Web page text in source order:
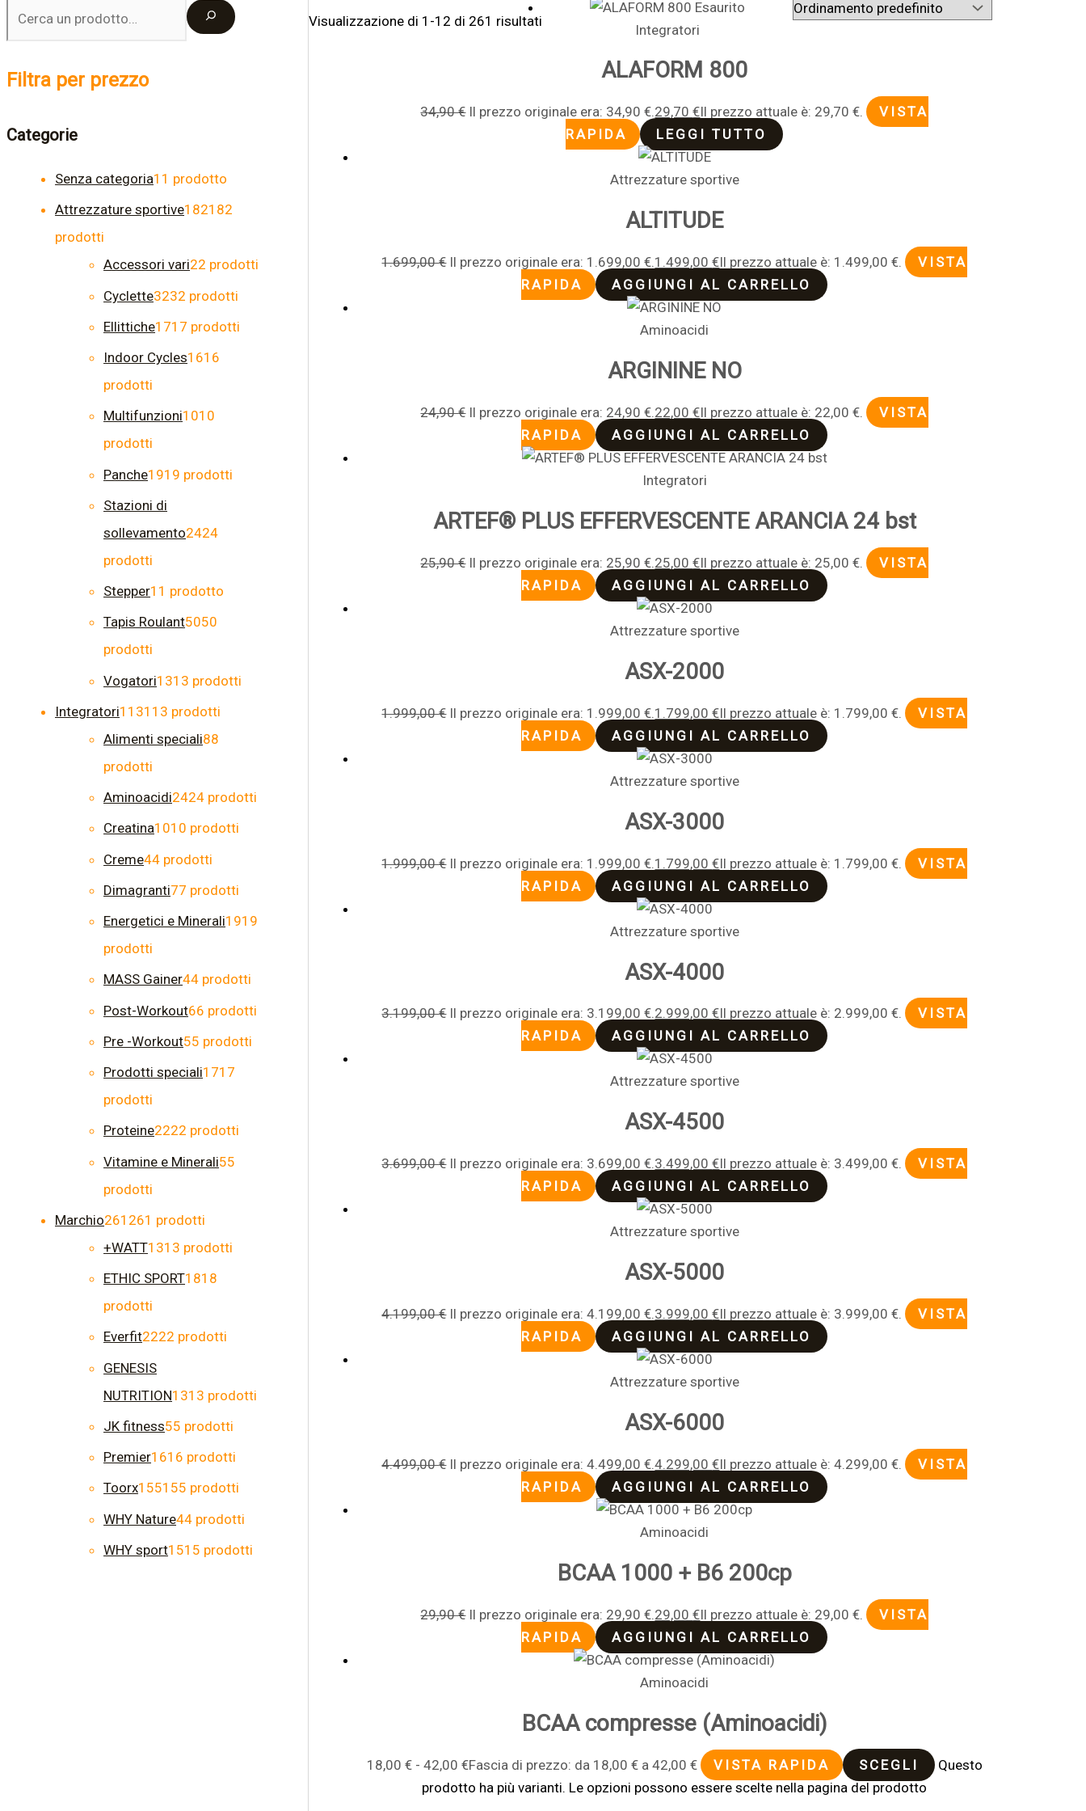
Filtra per prezzo
Categorie
Senza categoria1 1 prodotto
Attrezzature sportive182182
prodotti
Accessori vari22 prodotti
Cyclette3232 prodotti
Ellittiche1717 prodotti
Indoor Cycles1616
prodotti
Multifunzioni1010
prodotti
Panche1919 prodotti
Stazioni di
sollevamento2424
prodotti
Stepper1 1 prodotto
Tapis Roulant5050
prodotti
Vogatori1313 prodotti
Integratori113113 prodotti
Alimenti speciali88
prodotti
Aminoacidi2424 prodotti
Creatina1010 prodotti
Creme44 prodotti
Dimagranti77 prodotti
Energetici e Minerali1919
prodotti
MASS Gainer44 prodotti
Post-Workout66 prodotti
Pre -Workout55 prodotti
Prodotti speciali1717
prodotti
Proteine2222 prodotti
Vitamine e Minerali55
prodotti
Marchio261 261 prodotti
+WATT1313 prodotti
ETHIC SPORT1818
prodotti
Everfit2222 prodotti
GENESIS
NUTRITION1313 prodotti
JK fitness55 prodotti
Premier1616 prodotti
Toorx155155 prodotti
WHY Nature44 prodotti
WHY sport1515 prodotti
Visualizzazione di 1-12 di 261 risultati
Esaurito
Integratori
ALAFORM 800
34,90€ Il prezzo originale era: 34,90 €.29,70€Il prezzo attuale è: 29,70 €.
VISTA
RAPIDA
LEGGI TUTTO
Attrezzature sportive
ALTITUDE
1.699,00€ Il prezzo originale era: 1.699,00 €.1.499,00€Il prezzo attuale è: 1.499,00 €.
VISTA
RAPIDA
AGGIUNGI AL CARRELLO
Aminoacidi
ARGININE NO
24,90€ Il prezzo originale era: 24,90 €.22,00€Il prezzo attuale è: 22,00 €.
VISTA
RAPIDA
AGGIUNGI AL CARRELLO
Integratori
ARTEF® PLUS EFFERVESCENTE ARANCIA 24 bst
25,90€ Il prezzo originale era: 25,90 €. 25,00€Il prezzo attuale è: 25,00 €.
VISTA
RAPIDA
AGGIUNGI AL CARRELLO
Attrezzature sportive
ASX-2000
1.999,00€ Il prezzo originale era: 1.999,00 €. 1.799,00€Il prezzo attuale è: 1.799,00 €.
VISTA
RAPIDA
AGGIUNGI AL CARRELLO
Attrezzature sportive
ASX-3000
1.999,00€ Il prezzo originale era: 1.999,00 €. 1.799,00€Il prezzo attuale è: 1.799,00 €.
VISTA
RAPIDA
AGGIUNGI AL CARRELLO
Attrezzature sportive
ASX-4000
3.199,00€ Il prezzo originale era: 3.199,00 €.2.999,00€Il prezzo attuale è: 2.999,00 €.
VISTA
RAPIDA
AGGIUNGI AL CARRELLO
Attrezzature sportive
ASX-4500
3.699,00€ Il prezzo originale era: 3.699,00 €.3.499,00€Il prezzo attuale è: 3.499,00 €.
VISTA
RAPIDA
AGGIUNGI AL CARRELLO
Attrezzature sportive
ASX-5000
4.199,00€ Il prezzo originale era: 4.199,00 €.3.999,00€Il prezzo attuale è: 3.999,00 €.
VISTA
RAPIDA
AGGIUNGI AL CARRELLO
Attrezzature sportive
ASX-6000
4.499,00€ Il prezzo originale era: 4.499,00 €.4.299,00€Il prezzo attuale è: 4.299,00 €.
VISTA
RAPIDA
AGGIUNGI AL CARRELLO
Aminoacidi
BCAA 1000 + B6 200cp
29,90€ Il prezzo originale era: 29,90 €. 29,00€Il prezzo attuale è: 29,00 €.
VISTA
RAPIDA
AGGIUNGI AL CARRELLO
Aminoacidi
BCAA compresse (Aminoacidi)
18,00 € - 42,00 €Fascia di prezzo: da 18,00 € a 42,00 € VISTA RAPIDA SCEGLI
Questo
prodotto ha più varianti. Le opzioni possono essere scelte nella pagina del prodotto